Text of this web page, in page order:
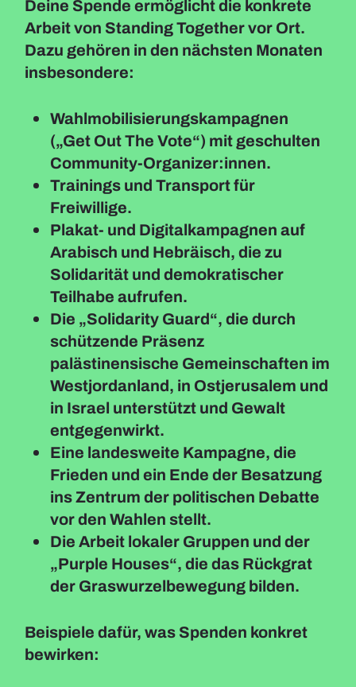
Deine Spende ermöglicht die konkrete
Arbeit von Standing Together vor Ort.
Dazu gehören in den nächsten Monaten
insbesondere:
Wahlmobilisierungskampagnen
(„Get Out The Vote“) mit geschulten
Community-Organizer:innen.
Trainings und Transport für
Freiwillige.
Plakat- und Digitalkampagnen auf
Arabisch und Hebräisch, die zu
Solidarität und demokratischer
Teilhabe aufrufen.
Die „Solidarity Guard“, die durch
schützende Präsenz
palästinensische Gemeinschaften im
Westjordanland, in Ostjerusalem und
in Israel unterstützt und Gewalt
entgegenwirkt.
Eine landesweite Kampagne, die
Frieden und ein Ende der Besatzung
ins Zentrum der politischen Debatte
vor den Wahlen stellt.
Die Arbeit lokaler Gruppen und der
„Purple Houses“, die das Rückgrat
der Graswurzelbewegung bilden.
Beispiele dafür, was Spenden konkret
bewirken: